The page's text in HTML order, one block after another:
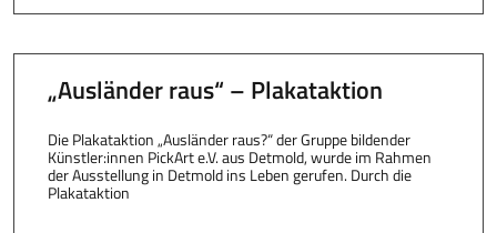
„Ausländer raus“ – Plakataktion
Die Plakataktion „Ausländer raus?“ der Gruppe bildender
Künstler:innen PickArt e.V. aus Detmold, wurde im Rahmen
der Ausstellung in Detmold ins Leben gerufen. Durch die
Plakataktion